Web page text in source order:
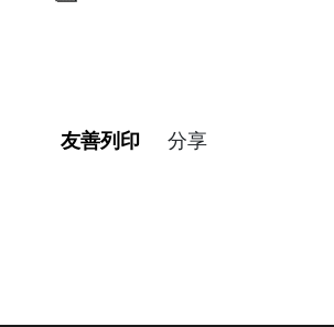
友善列印
分享